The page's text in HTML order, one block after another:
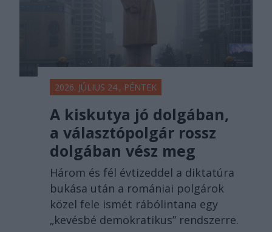
2026. JÚLIUS 24., PÉNTEK
A kiskutya jó dolgában,
a választópolgár rossz
dolgában vész meg
Három és fél évtizeddel a diktatúra
bukása után a romániai polgárok
közel fele ismét rábólintana egy
„kevésbé demokratikus” rendszerre.